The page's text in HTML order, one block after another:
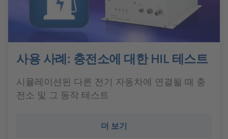
사용 사례: 충전소에 대한 HIL 테스트
시뮬레이션된 다른 전기 자동차에 연결될 때 충
전소 및 그 동작 테스트
더 보기